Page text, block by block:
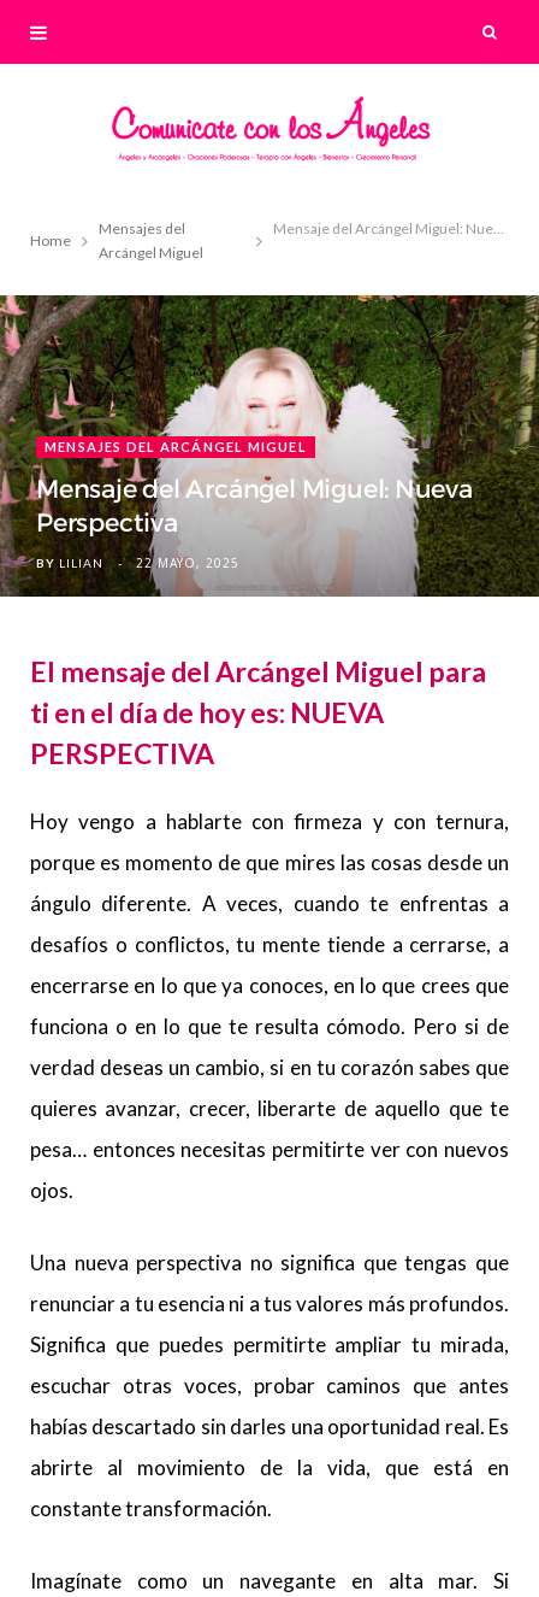
Home
Mensajes del
Arcángel Miguel
Mensaje del Arcángel Miguel: Nueva Perspectiva
MENSAJES DEL ARCÁNGEL MIGUEL
Mensaje del Arcángel Miguel: Nueva
Perspectiva
BY LILIAN 22 MAYO, 2025
El mensaje del Arcángel Miguel para
ti en el día de hoy es: NUEVA
PERSPECTIVA
Hoy vengo a hablarte con firmeza y con ternura,
porque es momento de que mires las cosas desde un
ángulo diferente. A veces, cuando te enfrentas a
desafíos o conflictos, tu mente tiende a cerrarse, a
encerrarse en lo que ya conoces, en lo que crees que
funciona o en lo que te resulta cómodo. Pero si de
verdad deseas un cambio, si en tu corazón sabes que
quieres avanzar, crecer, liberarte de aquello que te
pesa… entonces necesitas permitirte ver con nuevos
ojos.
Una nueva perspectiva no significa que tengas que
renunciar a tu esencia ni a tus valores más profundos.
Significa que puedes permitirte ampliar tu mirada,
escuchar otras voces, probar caminos que antes
habías descartado sin darles una oportunidad real. Es
abrirte al movimiento de la vida, que está en
constante transformación.
Imagínate como un navegante en alta mar. Si